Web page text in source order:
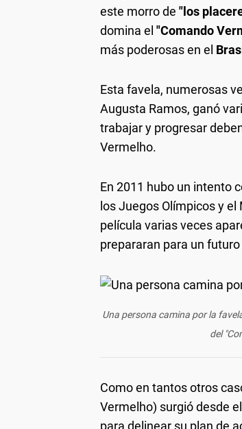
este morro de "los
domina el "Comando
más poderosas en el
Esta favela, numerosas
Augusta Ramos, ganó
trabajar y progresar
Vermelho.
En 2011 hubo un intento
los Juegos Olímpicos y el
película varias veces
prepararan para un
Una persona camina por la
del
Como en tantos otros
Vermelho) surgió desde
para delinear su plan de